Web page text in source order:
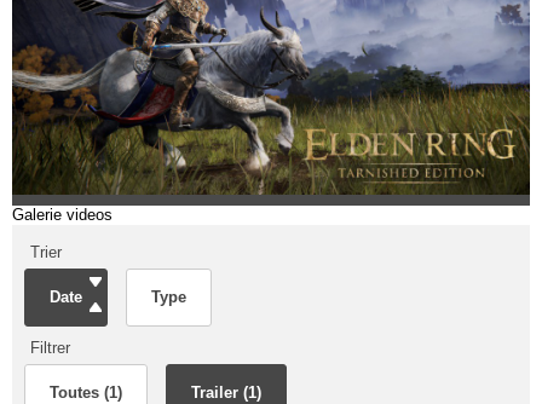
Galerie videos
Trier
Date Type
Filtrer
Toutes (1) Trailer (1)